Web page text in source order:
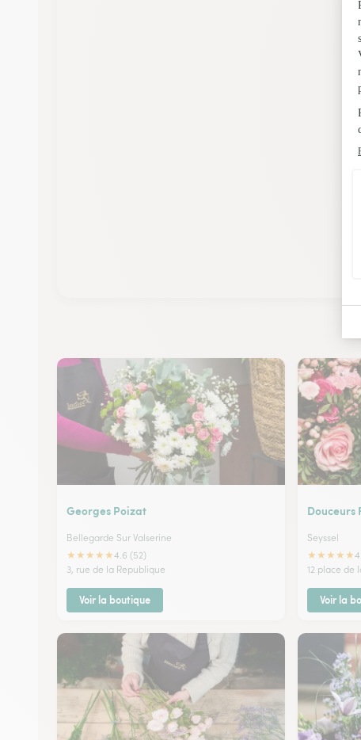
Georges Poizat
Bellegarde Sur Valserine
★★★★★4.6 (52)
3, rue de la Republique
Voir la boutique
Douceurs
Seyssel
★★★★★
12 place de
Voir la